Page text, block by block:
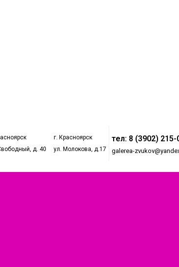
д. 40
г. Красноярск
ул. Молокова, д.17
тел: 8 (3902) 215-
galerea-